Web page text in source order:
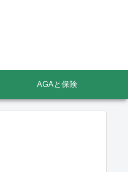
AGAと保険